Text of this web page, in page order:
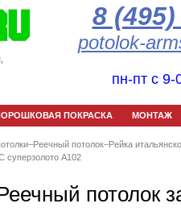
8
potolok-
пн-пт с
ПОКРАСКА МОНТАЖ
–Реечный потолок–Рейка
суперзолото А102
потолок